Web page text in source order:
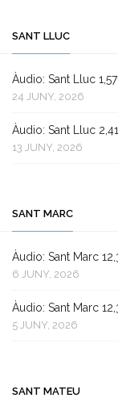
SANT LLUC
Àudio: Sant Lluc
24 JUNY, 2026
Àudio: Sant Lluc
13 JUNY, 2026
SANT MARC
Àudio: Sant Marc
6 JUNY, 2026
Àudio: Sant Marc
5 JUNY, 2026
SANT MATEU